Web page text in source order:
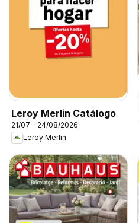
Leroy Merlin Catálogo
21/07 - 24/08/2026
Leroy Merlin